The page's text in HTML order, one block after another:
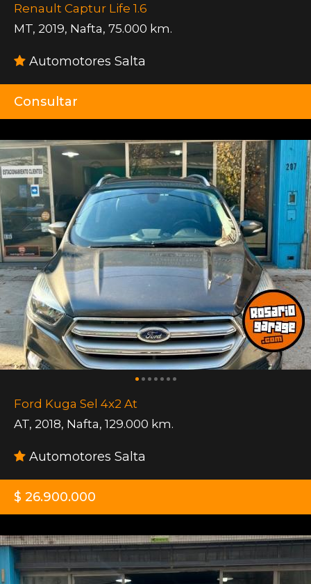
Renault Captur Life 1.6
MT, 2019, Nafta, 75.000 km.
Automotores Salta
Consultar
Ford Kuga Sel 4x2 At
AT, 2018, Nafta, 129.000 km.
Automotores Salta
$ 26.900.000